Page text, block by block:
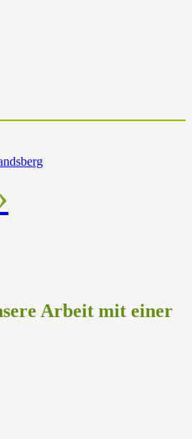
Arbeit mit einer